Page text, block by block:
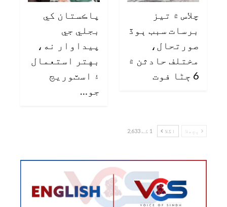
چلاس ۾ تيز
برسات سبب ٻوڏ
صورتحال،
مختلف حادثن ۾
6 ڄڻا فوت
پاڪستان کي
بجلي جي
پيداوار نه،
بهتر استعمال
۽ اسٽوريج
جو…
پچھلا اگلا 1 کے 2,633